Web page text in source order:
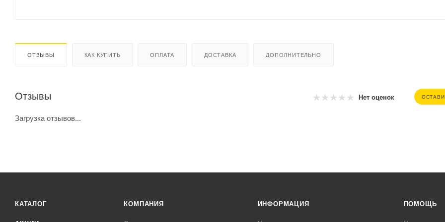
ОТЗЫВЫ КАК КУПИТЬ ОПЛАТА ДОСТАВКА ДОПОЛНИТЕЛЬНО
Отзывы Нет оценок
Загрузка отзывов...
КАТАЛОГ КОМПАНИЯ ИНФОРМАЦИЯ ПОМОЩЬ